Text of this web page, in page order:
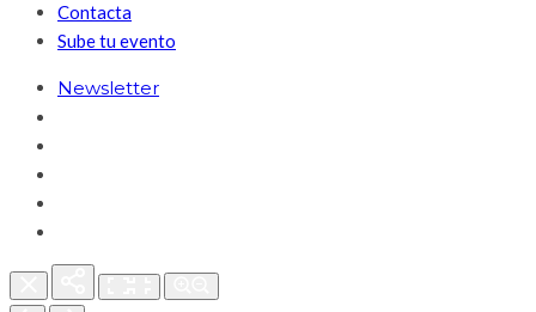
Contacta
Sube tu evento
Newsletter